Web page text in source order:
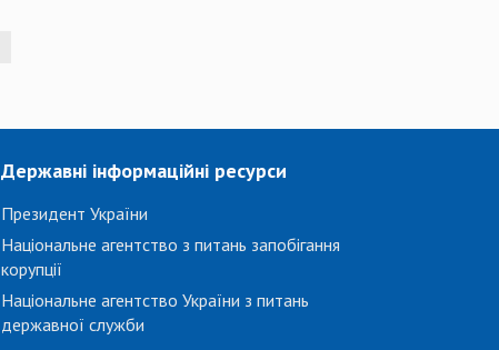
Державні інформаційні ресурси
Президент України
Національне агентство з питань запобігання
корупції
Національне агентство України з питань
державної служби